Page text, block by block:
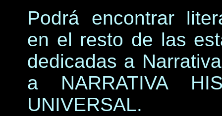
Podrá encontrar
en el resto de las
dedicadas a
a NARRATIVA
UNIVERSAL.